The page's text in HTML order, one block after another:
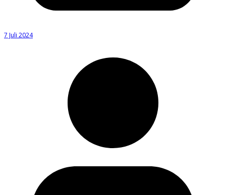
7 Juli 2024